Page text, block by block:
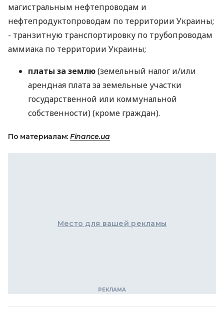
магистральным нефтепроводам и
нефтепродуктопроводам по территории Украины;
- транзитную транспортировку по трубопроводам
аммиака по территории Украины;
платы за землю(земельный налог и/или
арендная плата за земельные участки
государственной или коммунальной
собственности) (кроме граждан).
По материалам: Finance.ua
Место для вашей рекламы